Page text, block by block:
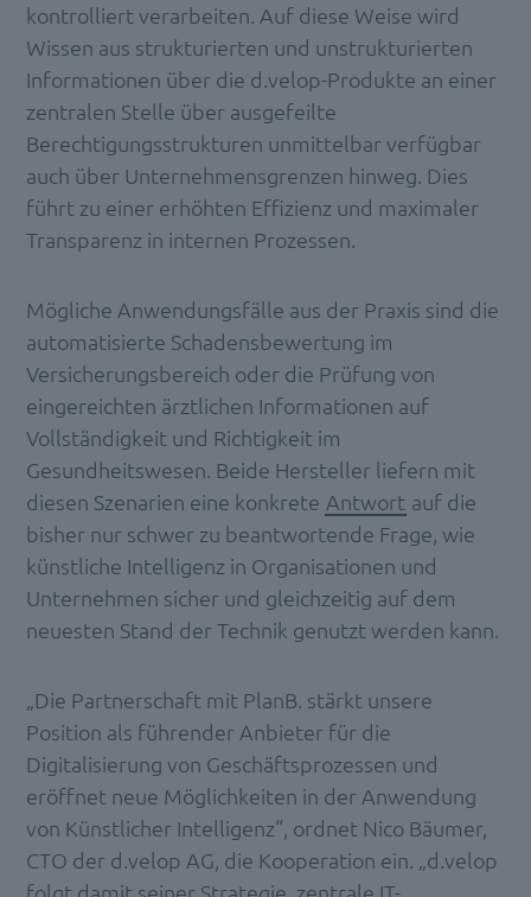
kontrolliert verarbeiten. Auf diese Weise wird
Wissen aus strukturierten und unstrukturierten
Informationen über die d.velop-Produkte an einer
zentralen Stelle über ausgefeilte
Berechtigungsstrukturen unmittelbar verfügbar
auch über Unternehmensgrenzen hinweg. Dies
führt zu einer erhöhten Effizienz und maximaler
Transparenz in internen Prozessen.
Mögliche Anwendungsfälle aus der Praxis sind die
automatisierte Schadensbewertung im
Versicherungsbereich oder die Prüfung von
eingereichten ärztlichen Informationen auf
Vollständigkeit und Richtigkeit im
Gesundheitswesen. Beide Hersteller liefern mit
diesen Szenarien eine konkrete Antwort auf die
bisher nur schwer zu beantwortende Frage, wie
künstliche Intelligenz in Organisationen und
Unternehmen sicher und gleichzeitig auf dem
neuesten Stand der Technik genutzt werden kann.
„Die Partnerschaft mit PlanB. stärkt unsere
Position als führender Anbieter für die
Digitalisierung von Geschäftsprozessen und
eröffnet neue Möglichkeiten in der Anwendung
von Künstlicher Intelligenz“, ordnet Nico Bäumer,
CTO der d.velop AG, die Kooperation ein. „d.velop